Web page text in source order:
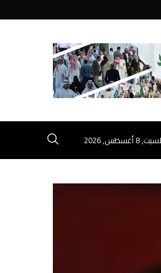
8 أغسطس, 2026